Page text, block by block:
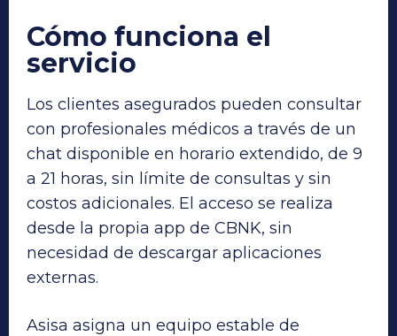
Cómo funciona el
servicio
Los clientes asegurados pueden consultar
con profesionales médicos a través de un
chat disponible en horario extendido, de 9
a 21 horas, sin límite de consultas y sin
costos adicionales. El acceso se realiza
desde la propia app de CBNK, sin
necesidad de descargar aplicaciones
externas.
Asisa asigna un equipo estable de